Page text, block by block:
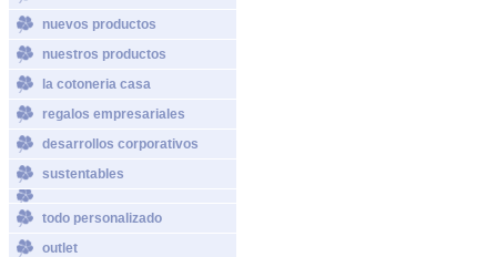
nuevos productos
nuestros productos
la cotoneria casa
regalos empresariales
desarrollos corporativos
sustentables
todo personalizado
outlet